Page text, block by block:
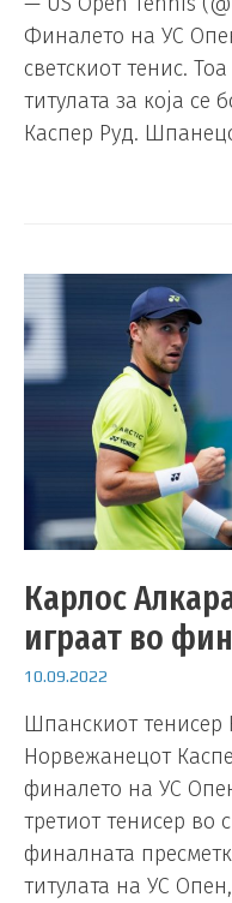
Финалето на УС
светскиот тенис.
титулата за која се
Каспер Руд.
Карлос
играат во
10.09.2022
Шпанскиот тенисер
Норвежанецот
финалето на УС
третиот тенисер во
финалната
титулата на УС